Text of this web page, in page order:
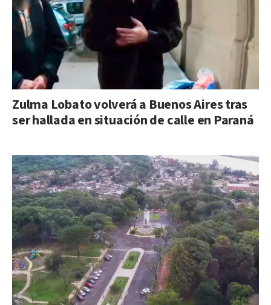
Zulma Lobato volverá a Buenos Aires tras
ser hallada en situación de calle en Paraná